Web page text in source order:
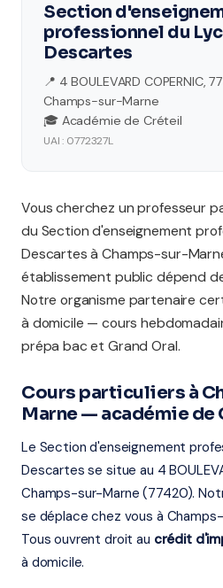
Section
professionnel du
Descartes
📍 4 BOULEVARD COPERNIC,
Champs-sur-Marne
🎓 Académie de Créteil
UAI : 0772327L
Vous cherchez un professeur
du Section d'enseignement
Descartes à Champs-sur-
établissement public dépend
Notre organisme partenaire
à domicile — cours
prépa bac et Grand Oral.
Cours particuliers à
Marne — académie de
Le Section d'enseignement
Descartes se situe au 4
Champs-sur-Marne (77420).
se déplace chez vous à
Tous ouvrent droit au crédit
à domicile.